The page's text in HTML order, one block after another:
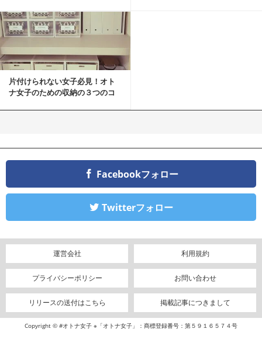
片付けられない女子必見！オト
ナ女子のための収納の３つのコ
Facebookフォロー
Twitterフォロー
運営会社 利用規約
プライバシーポリシー お問い合わせ
リリースの送付はこちら 掲載記事につきまして
Copyright © #オトナ女子 ※「オトナ女子」：商標登録番号：第５９１６５７４号